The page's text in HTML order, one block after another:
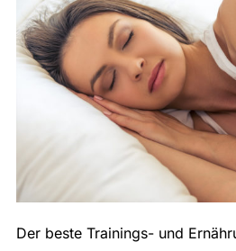
Der beste Trainings- und